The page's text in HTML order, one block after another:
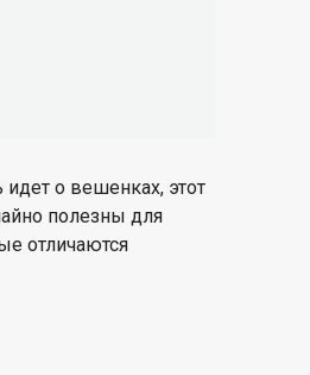
идет о вешенках, этот
полезны для
отличаются